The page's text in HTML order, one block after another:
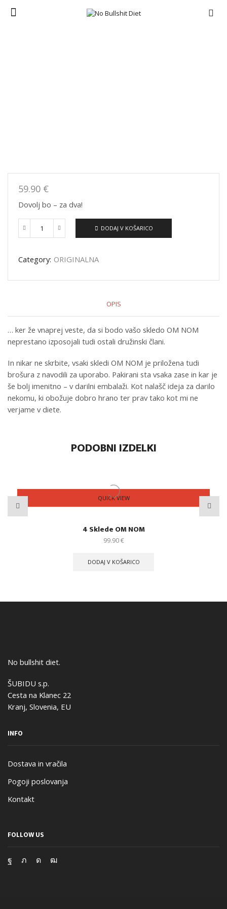
Menu
59.90 €
Dovolj bo – za dva!
Quantity DODAJ V KOŠARICO
Category: ORIGINALNA
OPIS
… ker že vnaprej veste, da si bodo vašo skledo OM NOM
neprestano izposojali tudi ostali družinski člani.
In nikar ne skrbite, vsaki skledi OM NOM je priložena tudi
brošura z navodili za uporabo. Pakirani sta vsaka zase in kar je
še bolj imenitno – v darilni embalaži. Kot nalašč ideja za darilo
nekomu, ki obožuje dobro hrano ter prav tako kot mi ne
verjame v diete.
PODOBNI IZDELKI
QUICK VIEW
4 Sklede OM NOM
99.90€
DODAJ V KOŠARICO
No bullshit diet.
ŠUBIDU s.p.
Cesta na Klanec 22
Kranj, Slovenia, EU
INFO
Dostava in vračila
Pogoji poslovanja
Kontakt
FOLLOW US